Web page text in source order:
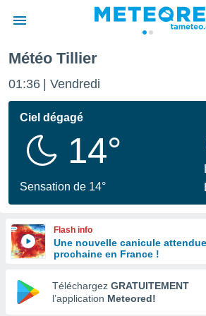
de
en
Météo Tillier
01:36 Vendredi
Ciel dégagé
14°
Sensation de 14°
Flash info
Une nouvelle canicule
prochaine en France !
Téléchargez GRATUITEMENT
l’application Meteored!